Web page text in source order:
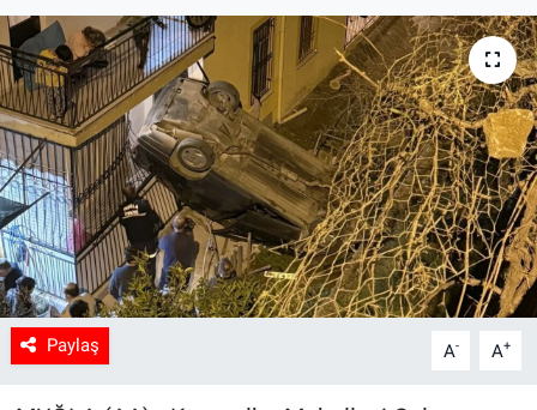
Paylaş A- A+
Magazin
Politika
Sağlık
Spor
Yaşam
Tarım